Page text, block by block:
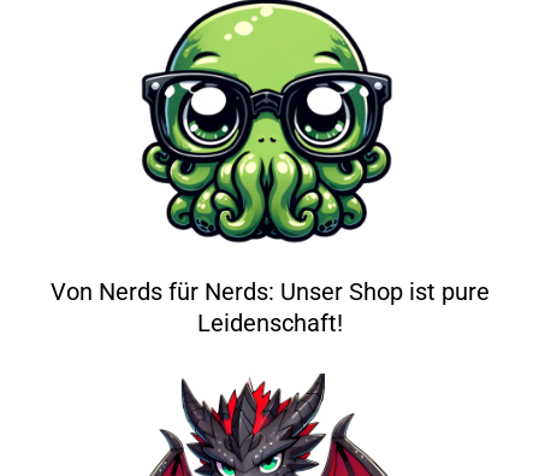
Von Nerds für Nerds: Unser Shop ist pure
Leidenschaft!